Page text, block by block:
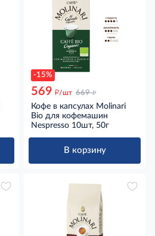
-15%
569 д/шт 669 д
Кофе в капсулах Molinari
Bio для кофемашин
Nespresso 10шт, 50г
В корзину